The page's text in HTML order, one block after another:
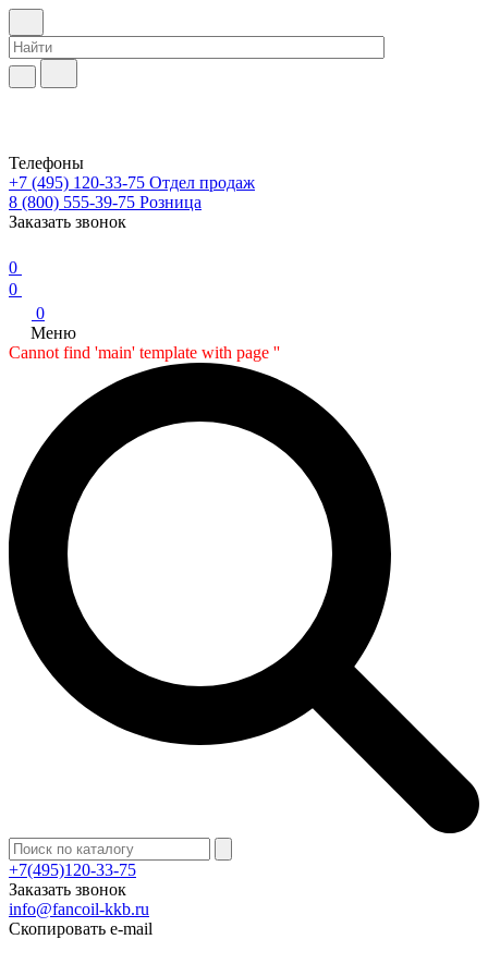
Телефоны
+7 (495) 120-33-75 Отдел продаж
8 (800) 555-39-75 Розница
Заказать звонок
0
0
0
Меню
Cannot find 'main' template with page ''
+7(495)120-33-75
Заказать звонок
info@fancoil-kkb.ru
Скопировать e-mail